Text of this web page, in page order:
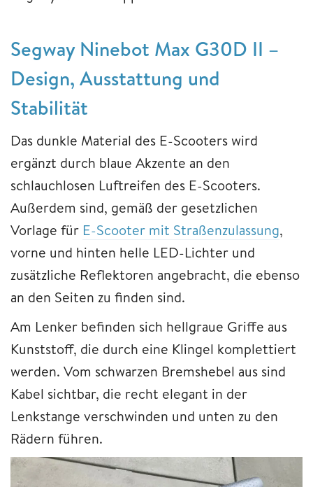
Segway Ninebot Max G30D II –
Design, Ausstattung und
Stabilität
Das dunkle Material des E-Scooters wird
ergänzt durch blaue Akzente an den
schlauchlosen Luftreifen des E-Scooters.
Außerdem sind, gemäß der gesetzlichen
Vorlage für E-Scooter mit Straßenzulassung,
vorne und hinten helle LED-Lichter und
zusätzliche Reflektoren angebracht, die ebenso
an den Seiten zu finden sind.
Am Lenker befinden sich hellgraue Griffe aus
Kunststoff, die durch eine Klingel komplettiert
werden. Vom schwarzen Bremshebel aus sind
Kabel sichtbar, die recht elegant in der
Lenkstange verschwinden und unten zu den
Rädern führen.